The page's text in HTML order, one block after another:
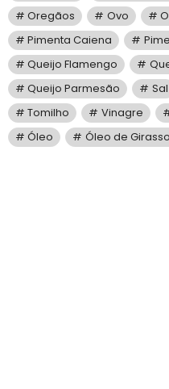
Oregãos
Ovo
Pimenta Caiena
Queijo Flamengo
Queijo Parmesão
Sal
Tomilho
Vinagre
Óleo
Óleo de